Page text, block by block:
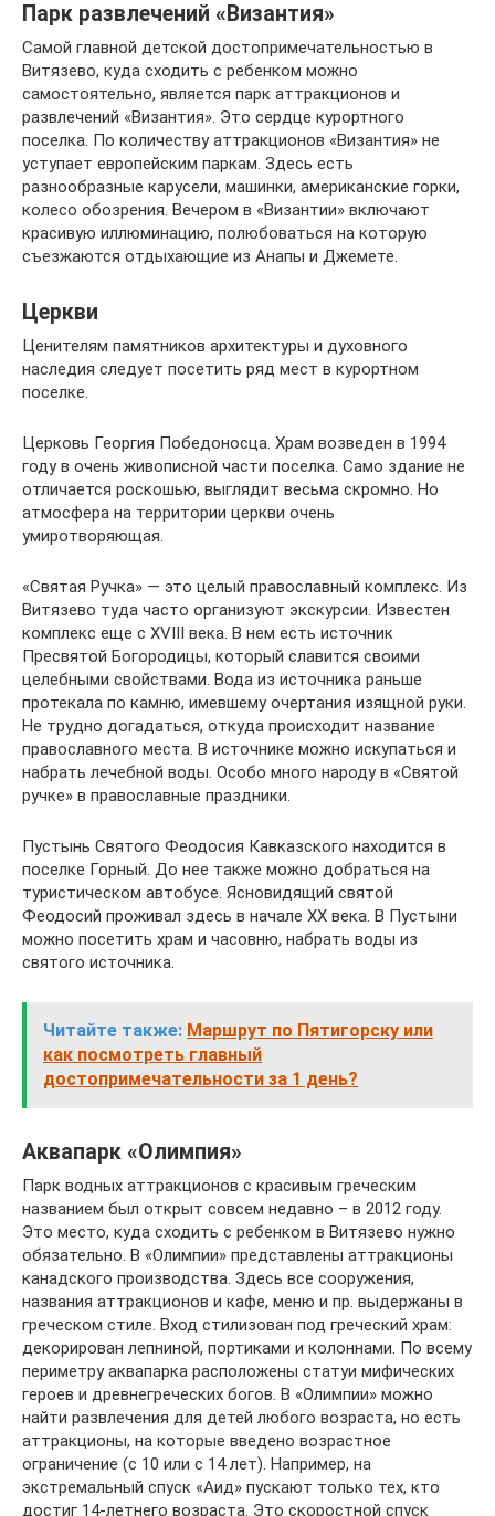
Парк развлечений «Византия»
Самой главной детской достопримечательностью в
Витязево, куда сходить с ребенком можно
самостоятельно, является парк аттракционов и
развлечений «Византия». Это сердце курортного
поселка. По количеству аттракционов «Византия» не
уступает европейским паркам. Здесь есть
разнообразные карусели, машинки, американские горки,
колесо обозрения. Вечером в «Византии» включают
красивую иллюминацию, полюбоваться на которую
съезжаются отдыхающие из Анапы и Джемете.
Церкви
Ценителям памятников архитектуры и духовного
наследия следует посетить ряд мест в курортном
поселке.
Церковь Георгия Победоносца. Храм возведен в 1994
году в очень живописной части поселка. Само здание не
отличается роскошью, выглядит весьма скромно. Но
атмосфера на территории церкви очень
умиротворяющая.
«Святая Ручка» — это целый православный комплекс. Из
Витязево туда часто организуют экскурсии. Известен
комплекс еще с XVIII века. В нем есть источник
Пресвятой Богородицы, который славится своими
целебными свойствами. Вода из источника раньше
протекала по камню, имевшему очертания изящной руки.
Не трудно догадаться, откуда происходит название
православного места. В источнике можно искупаться и
набрать лечебной воды. Особо много народу в «Святой
ручке» в православные праздники.
Пустынь Святого Феодосия Кавказского находится в
поселке Горный. До нее также можно добраться на
туристическом автобусе. Ясновидящий святой
Феодосий проживал здесь в начале XX века. В Пустыни
можно посетить храм и часовню, набрать воды из
святого источника.
Читайте также: Маршрут по Пятигорску или
как посмотреть главный
достопримечательности за 1 день?
Аквапарк «Олимпия»
Парк водных аттракционов с красивым греческим
названием был открыт совсем недавно – в 2012 году.
Это место, куда сходить с ребенком в Витязево нужно
обязательно. В «Олимпии» представлены аттракционы
канадского производства. Здесь все сооружения,
названия аттракционов и кафе, меню и пр. выдержаны в
греческом стиле. Вход стилизован под греческий храм:
декорирован лепниной, портиками и колоннами. По всему
периметру аквапарка расположены статуи мифических
героев и древнегреческих богов. В «Олимпии» можно
найти развлечения для детей любого возраста, но есть
аттракционы, на которые введено возрастное
ограничение (с 10 или с 14 лет). Например, на
экстремальный спуск «Аид» пускают только тех, кто
достиг 14-летнего возраста. Это скоростной спуск